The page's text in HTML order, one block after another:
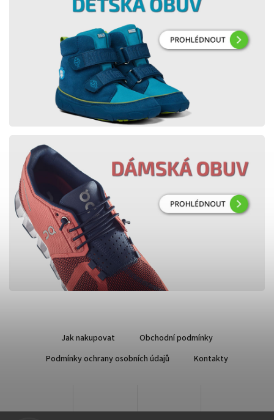
Jak nakupovat
Obchodní podmínky
Podmínky ochrany osobních údajů
Kontakty